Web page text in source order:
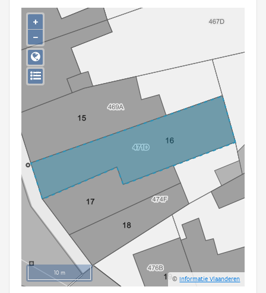
Aanmelden
10 m
©Informatie Vlaanderen
+
−